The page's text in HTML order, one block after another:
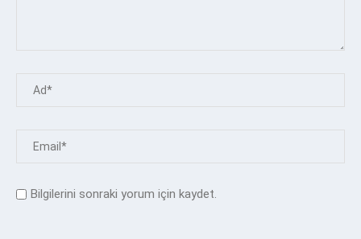
Bilgilerini sonraki yorum için kaydet.